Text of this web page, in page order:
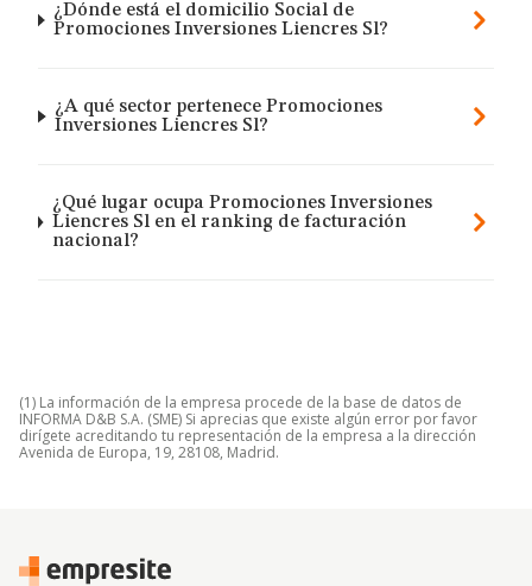
¿Dónde está el domicilio Social de
Promociones Inversiones Liencres Sl?
¿A qué sector pertenece Promociones
Inversiones Liencres Sl?
¿Qué lugar ocupa Promociones Inversiones
Liencres Sl en el ranking de facturación
nacional?
(1) La información de la empresa procede de la base de datos de
INFORMA D&B S.A. (SME) Si aprecias que existe algún error por favor
dirígete acreditando tu representación de la empresa a la dirección
Avenida de Europa, 19, 28108, Madrid.